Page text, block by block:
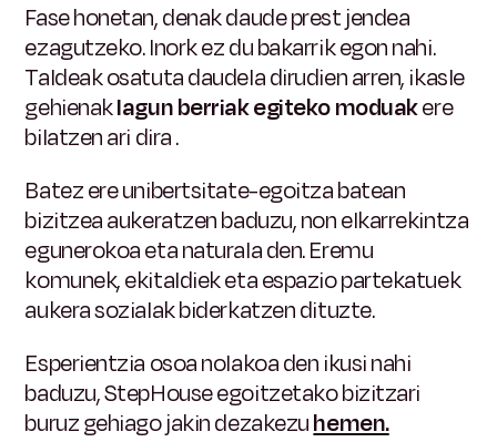
Fase honetan, denak daude prest jendea
ezagutzeko. Inork ez du bakarrik egon nahi.
Taldeak osatuta daudela dirudien arren, ikasle
gehienaklagun berriak egiteko moduakere
bilatzen ari dira.
Batez ere unibertsitate-egoitza batean
bizitzea aukeratzen baduzu, non elkarrekintza
egunerokoa eta naturala den. Eremu
komunek, ekitaldiek eta espazio partekatuek
aukera sozialak biderkatzen dituzte.
Esperientzia osoa nolakoa den ikusi nahi
baduzu, StepHouse egoitzetako bizitzari
buruz gehiago jakin dezakezuhemen.